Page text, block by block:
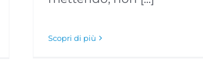
Scopri di più